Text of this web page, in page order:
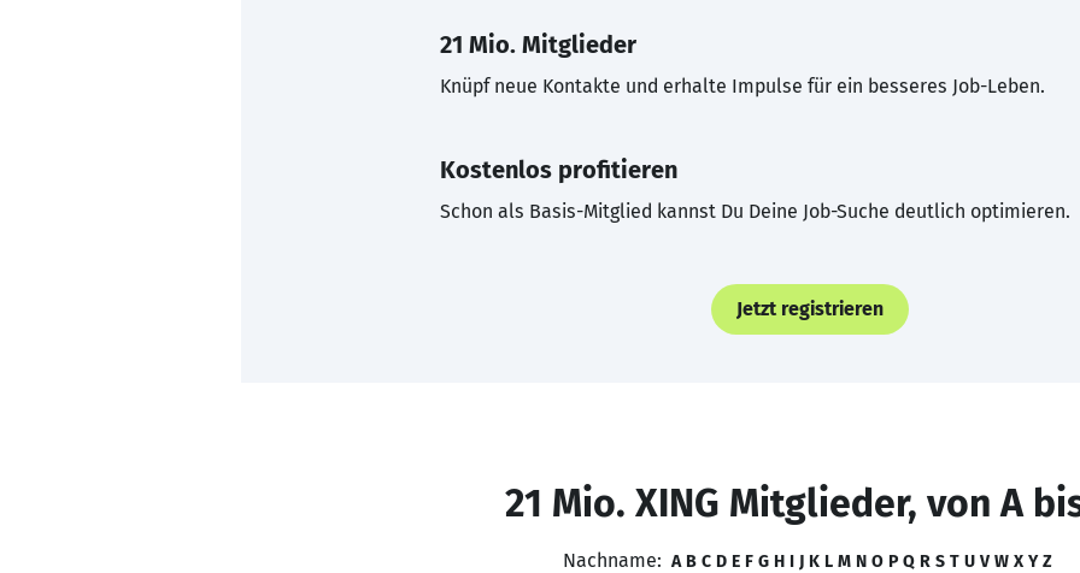
21 Mio. Mitglieder
Knüpf neue Kontakte und erhalte Impulse für ein besseres Job-Leben.
Kostenlos profitieren
Schon als Basis-Mitglied kannst Du Deine Job-Suche deutlich optimieren.
Jetzt registrieren
21 Mio. XING Mitglieder, von A
Nachname: A B C D E F G H I J K L M N O P Q R S T U V W X Y Z